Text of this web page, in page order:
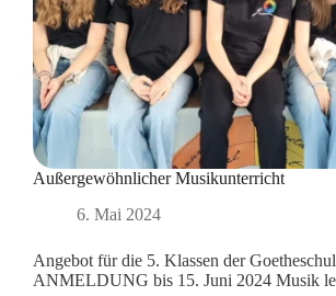
Außergewöhnlicher Musikunterricht
6. Mai 2024
Angebot für die 5. Klassen der
ANMELDUNG bis 15. Juni 2024 Musik